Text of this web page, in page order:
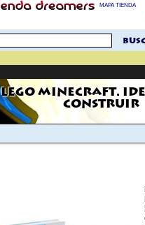
MAPA TIENDA
LEGO MINECRAFT.
CONSTRUIR